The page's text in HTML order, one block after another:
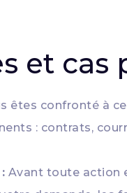
et cas
êtes confronté à
: contrats,
Avant toute action